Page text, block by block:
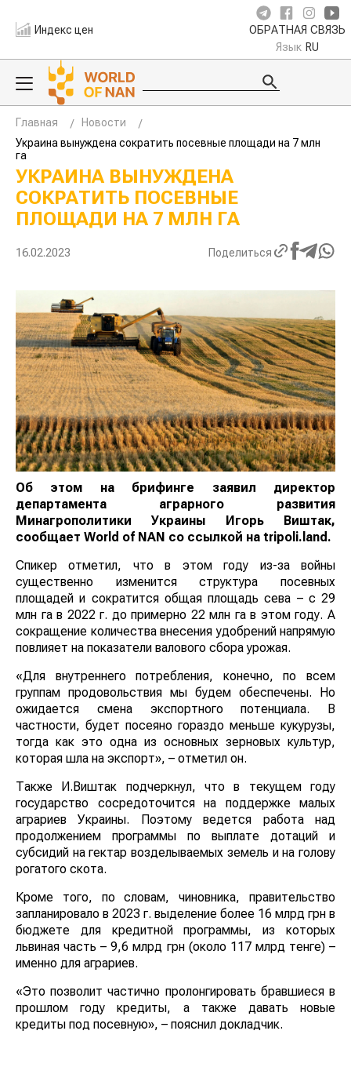
Индекс цен ОБРАТНАЯ СВЯЗЬ
Язык RU
Главная
Новости
Украина вынуждена сократить посевные площади на 7 млн
га
УКРАИНА ВЫНУЖДЕНА
СОКРАТИТЬ ПОСЕВНЫЕ
ПЛОЩАДИ НА 7 МЛН ГА
16.02.2023 Поделиться
Об этом на брифинге заявил директор
департамента аграрного развития
Минагрополитики Украины Игорь Виштак,
сообщает World of NAN со ссылкой на tripoli.land.
Спикер отметил, что в этом году из-за войны
существенно изменится структура посевных
площадей и сократится общая площадь сева – с 29
млн га в 2022 г. до примерно 22 млн га в этом году. А
сокращение количества внесения удобрений напрямую
повлияет на показатели валового сбора урожая.
«Для внутреннего потребления, конечно, по всем
группам продовольствия мы будем обеспечены. Но
ожидается смена экспортного потенциала. В
частности, будет посеяно гораздо меньше кукурузы,
тогда как это одна из основных зерновых культур,
которая шла на экспорт», – отметил он.
Также И.Виштак подчеркнул, что в текущем году
государство сосредоточится на поддержке малых
аграриев Украины. Поэтому ведется работа над
продолжением программы по выплате дотаций и
субсидий на гектар возделываемых земель и на голову
рогатого скота.
Кроме того, по словам, чиновника, правительство
запланировало в 2023 г. выделение более 16 млрд грн в
бюджете для кредитной программы, из которых
львиная часть – 9,6 млрд грн (около 117 млрд тенге) –
именно для аграриев.
«Это позволит частично пролонгировать бравшиеся в
прошлом году кредиты, а также давать новые
кредиты под посевную», – пояснил докладчик.